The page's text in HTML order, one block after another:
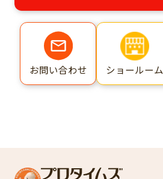
お問い合わせ ショールーム